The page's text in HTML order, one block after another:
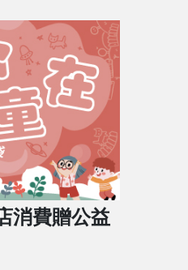
消費贈公益